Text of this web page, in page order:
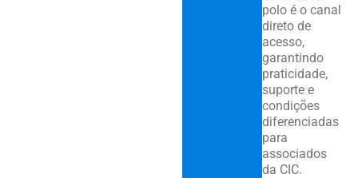
polo é o canal
direto de
acesso,
garantindo
praticidade,
suporte e
condições
diferenciadas
para
associados
da CIC.